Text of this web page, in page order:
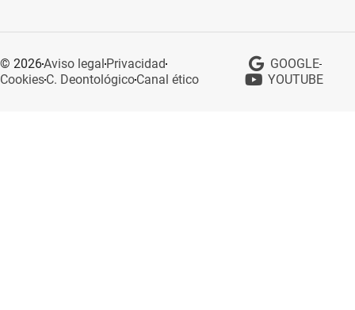
© 2026Aviso legal Privacidad
CookiesC. DeontológicoCanal ético
GOOGLE
YOUTUBE